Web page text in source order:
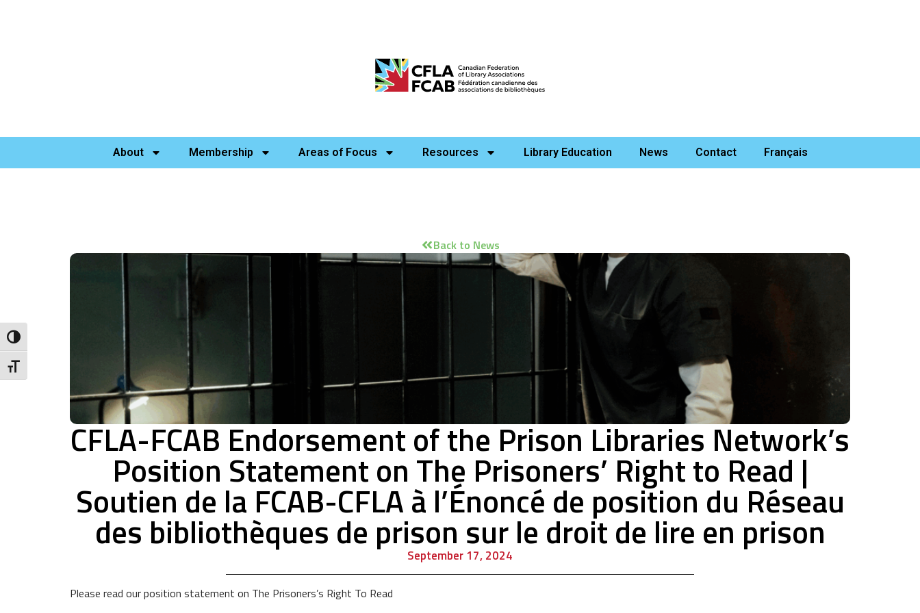
Toggle High Contrast
Toggle Font size
About Membership Areas of Focus Resources Library Education News Contact Français
Back to News
CFLA-FCAB Endorsement of the Prison Libraries Network’s
Position Statement on The Prisoners’ Right to Read |
Soutien de la FCAB-CFLA à l’Énoncé de position du Réseau
des bibliothèques de prison sur le droit de lire en prison
September 17, 2024
Please read our position statement on The Prisoners’s Right To Read